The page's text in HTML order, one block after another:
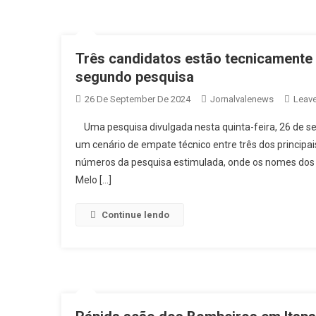
Três candidatos estão
segundo pesquisa
26 De September De 2024 Jornalvalenews
Uma pesquisa divulgada nesta quinta-feira, 26 de
um cenário de empate técnico entre três dos
números da pesquisa estimulada, onde os nomes
Melo […]
Continue lendo